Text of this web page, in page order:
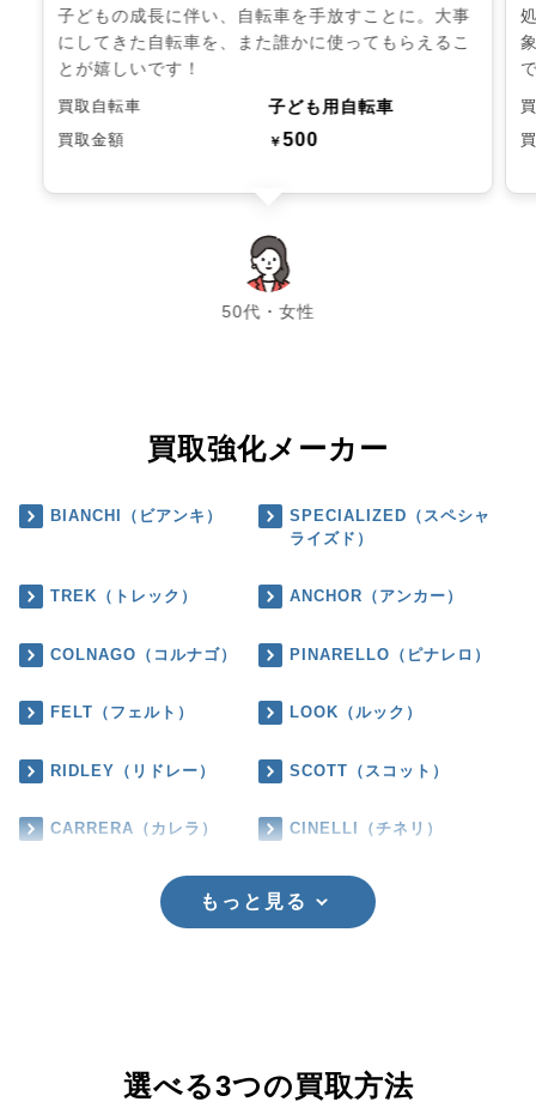
子どもの成長に伴い、自転車を手放すことに。大事
にしてきた自転車を、また誰かに使ってもらえるこ
とが嬉しいです！
買取自転車 子ども用自転車
買取金額 ￥500
50代・女性
chevron_left chevron_right
買取強化メーカー
BIANCHI（ビアンキ）
SPECIALIZED（スペシャ
ライズド）
TREK（トレック） ANCHOR（アンカー）
COLNAGO（コルナゴ） PINARELLO（ピナレロ）
FELT（フェルト） LOOK（ルック）
RIDLEY（リドレー） SCOTT（スコット）
CARRERA（カレラ） CINELLI（チネリ）
もっと見る
選べる3つの買取方法